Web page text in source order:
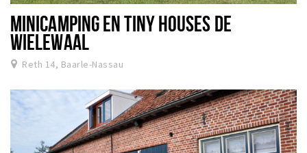
MINICAMPING EN TINY HOUSES DE
WIELEWAAL
Reth 14, Baarle-Nassau